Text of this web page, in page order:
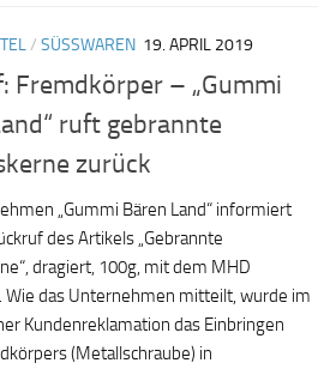
/ SÜSSWAREN 19. APRIL 2019
Fremdkörper – „Gummi
ruft gebrannte
zurück
„Gummi Bären Land“ informiert
des Artikels „Gebrannte
dragiert, 100g, mit dem MHD
Wie das Unternehmen mitteilt, wurde im
Kundenreklamation das Einbringen
(Metallschraube) in